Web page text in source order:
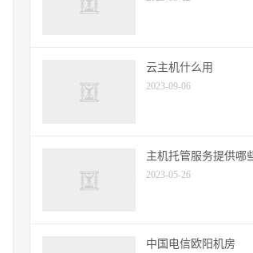
云主机什么用
2023-09-06
主机托管服务提供哪
2023-05-26
中国电信欧阳机房